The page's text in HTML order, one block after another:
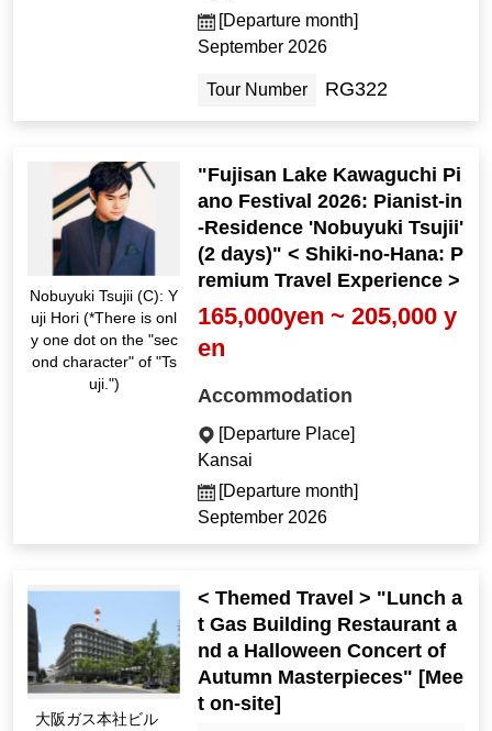
[Departure month]
September 2026
Tour Number RG322
Nobuyuki Tsujii (C): Y
uji Hori (*There is onl
y one dot on the "sec
ond character" of "Ts
uji.")
"Fujisan Lake Kawaguchi Pi
ano Festival 2026: Pianist-in
-Residence 'Nobuyuki Tsujii'
(2 days)" < Shiki-no-Hana: P
remium Travel Experience >
165,000yen ~ 205,000 y
en
Accommodation
[Departure Place]
Kansai
[Departure month]
September 2026
大阪ガス本社ビル
< Themed Travel > "Lunch a
t Gas Building Restaurant a
nd a Halloween Concert of
Autumn Masterpieces" [Mee
t on-site]